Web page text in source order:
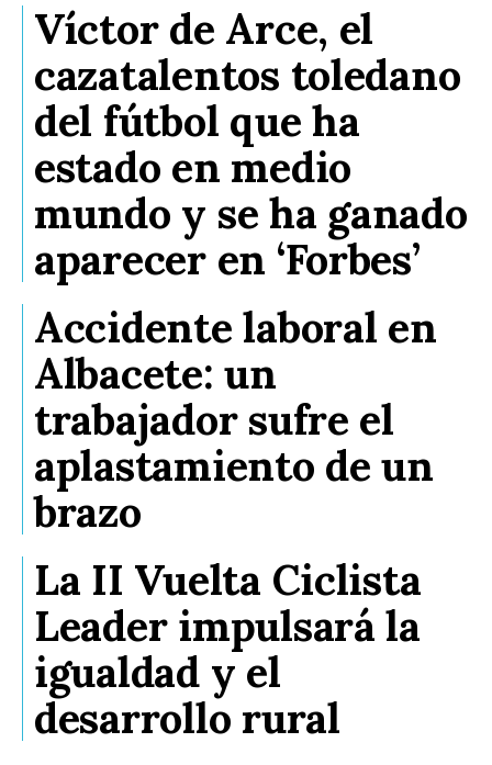
Víctor de Arce, el
cazatalentos toledano
del fútbol que ha
estado en medio
mundo y se ha ganado
aparecer en ‘Forbes’
Accidente laboral en
Albacete: un
trabajador sufre el
aplastamiento de un
brazo
La II Vuelta Ciclista
Leader impulsará la
igualdad y el
desarrollo rural